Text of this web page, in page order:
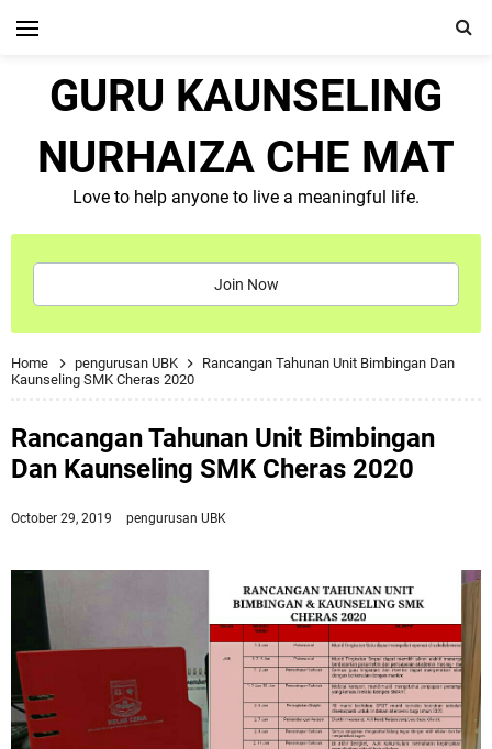
GURU KAUNSELING
NURHAIZA CHE MAT
Love to help anyone to live a meaningful life.
Join Now
Home pengurusan UBK
Rancangan Tahunan Unit Bimbingan Dan
Kaunseling SMK Cheras 2020
Rancangan Tahunan Unit Bimbingan
Dan Kaunseling SMK Cheras 2020
October 29, 2019 pengurusan UBK